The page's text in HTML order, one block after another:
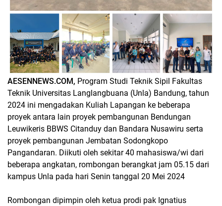
AESENNEWS.COM, Program Studi Teknik Sipil Fakultas
Teknik Universitas Langlangbuana (Unla) Bandung, tahun
2024 ini mengadakan Kuliah Lapangan ke beberapa
proyek antara lain proyek pembangunan Bendungan
Leuwikeris BBWS Citanduy dan Bandara Nusawiru serta
proyek pembangunan Jembatan Sodongkopo
Pangandaran. Diikuti oleh sekitar 40 mahasiswa/wi dari
beberapa angkatan, rombongan berangkat jam 05.15 dari
kampus Unla pada hari Senin tanggal 20 Mei 2024
Rombongan dipimpin oleh ketua prodi pak Ignatius